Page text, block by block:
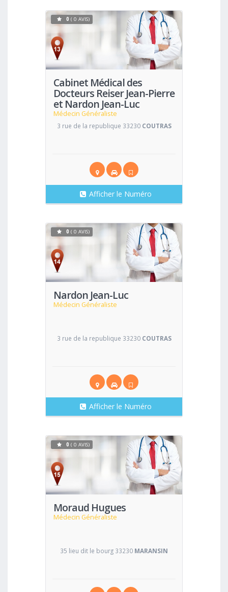
Cabinet Médical des
Docteurs Reiser Jean-Pierre
et Nardon Jean-Luc
Médecin Généraliste
Voir
0 ( 0 AVIS)
3 rue de la republique 33230 COUTRAS
Afficher le Numéro
Nardon Jean-Luc
Médecin Généraliste
Voir
0 ( 0 AVIS)
3 rue de la republique 33230 COUTRAS
Afficher le Numéro
Moraud Hugues
Médecin Généraliste
Voir
0 ( 0 AVIS)
35 lieu dit le bourg 33230 MARANSIN